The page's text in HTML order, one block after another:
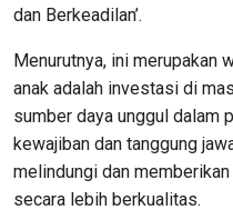
dan Berkeadilan’.
Menurutnya, ini merupakan
anak adalah investasi di
sumber daya unggul dalam
kewajiban dan tanggung
melindungi dan
secara lebih berkualitas.